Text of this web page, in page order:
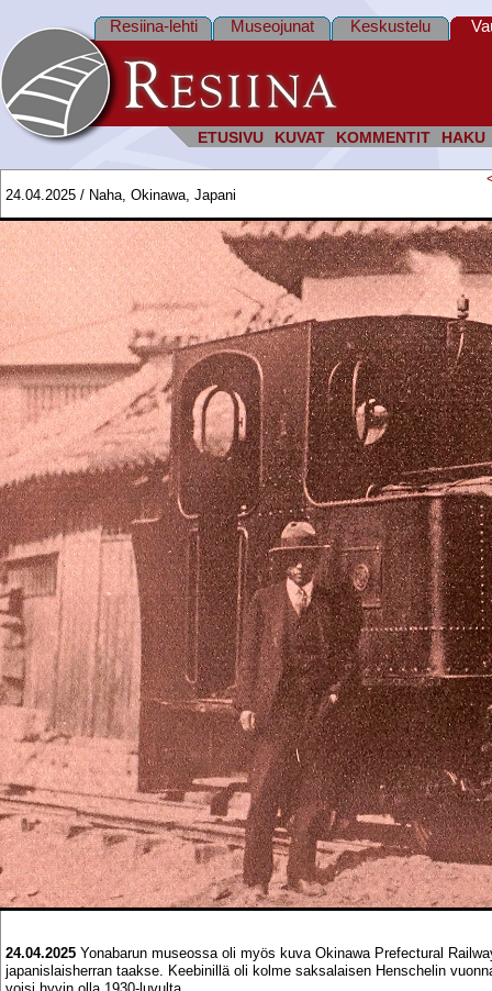
ETUSIVU KUVAT KOMMENTIT HAKU
Resiina-lehti Museojunat Keskustelu
24.04.2025 / Naha, Okinawa, Japani
24.04.2025 Yonabarun museossa oli myös kuva Okinawa Prefectural
japanislaisherran taakse. Keebinillä oli kolme saksalaisen Henschelin